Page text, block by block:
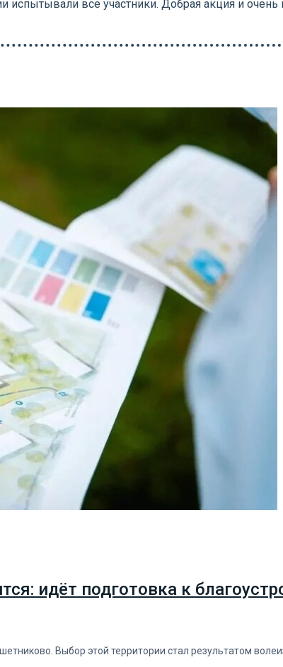
все участники. Добрая акция и очень
идёт подготовка к
Выбор этой территории стал результатом